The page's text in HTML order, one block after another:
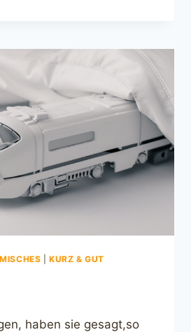
|KURZ & GUT
haben sie gesagt,so